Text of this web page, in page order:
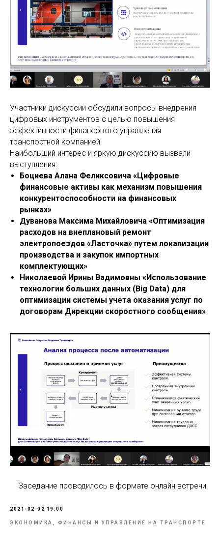
Участники дискуссии обсудили вопросы внедрения
цифровых инструментов с целью повышения
эффективности финансового управления
транспортной компанией.
Наибольший интерес и яркую дискуссию вызвали
выступления:
Боциева Алана Феликсовича «Цифровые
финансовые активы как механизм повышения
конкурентоспособности на финансовых
рынках»
Дуванова Максима Михайловича «Оптимизация
расходов на внеплановый ремонт
электропоездов «Ласточка» путем локализации
производства и закупок импортных
комплектующих»
Николаевой Ирины Вадимовны «Использование
технологии больших данных (Big Data) для
оптимизации системы учета оказания услуг по
договорам Дирекции скоростного сообщения»
Заседание проводилось в формате онлайн встречи.
2021-02-02 19:00
ЭКОНОМИКА, ФИНАНСЫ И УПРАВЛЕНИЕ НА ТРАНСПОРТЕ